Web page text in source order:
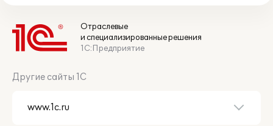
Отраслевые
и специализированные решения
1С:Предприятие
Другие сайты 1С